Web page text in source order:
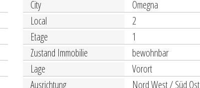
City
Omegna
Local
2
Etage
1
Zustand Immobilie
bewohnbar
Lage
Vorort
Ausrichtung
Nord West / Süd Ost